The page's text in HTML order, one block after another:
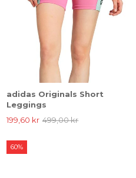
adidas Originals Short
Leggings
199,60 kr 499,00 kr
60%